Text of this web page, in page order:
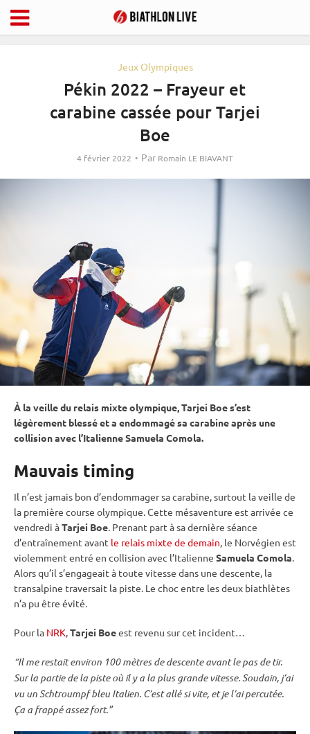
Jeux Olympiques
Pékin 2022 – Frayeur et
carabine cassée pour Tarjei
Boe
4 février 2022 Par Romain LE BIAVANT
À la veille du relais mixteolympique, Tarjei Boe s’est
légèrement blessé et a endommagé sa carabineaprès une
collision avec l’Italienne Samuela Comola.
Mauvais timing
Il n’est jamais bon d’endommager sacarabine, surtout la veille de
la première course olympique. Cette mésaventure est arrivée ce
vendredi àTarjei Boe. Prenant part à sa dernière séance
d’entraînement avant le relais mixte de demain, le Norvégien est
violemment entré en collision avec l’Italienne Samuela Comola.
Alors qu’il s’engageait à toute vitesse dans une descente, la
transalpine traversait la piste. Le choc entre les deux biathlètes
n’a pu être évité.
Pour la NRK,Tarjei Boeest revenu sur cet incident…
“Il me restait environ 100 mètres de descente avant lepas de tir.
Sur la partie de la pisteoù il y a la plus grande vitesse. Soudain, j’ai
vu un Schtroumpf bleu Italien. C’est allé si vite, et je l’ai percutée.
Ça a frappé assez fort.”